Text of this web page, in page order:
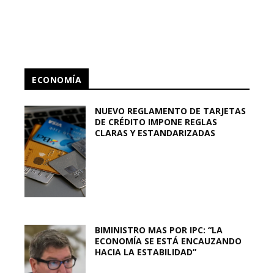
ECONOMÍA
NUEVO REGLAMENTO DE TARJETAS
DE CRÉDITO IMPONE REGLAS
CLARAS Y ESTANDARIZADAS
BIMINISTRO MAS POR IPC: “LA
ECONOMÍA SE ESTÁ ENCAUZANDO
HACIA LA ESTABILIDAD”